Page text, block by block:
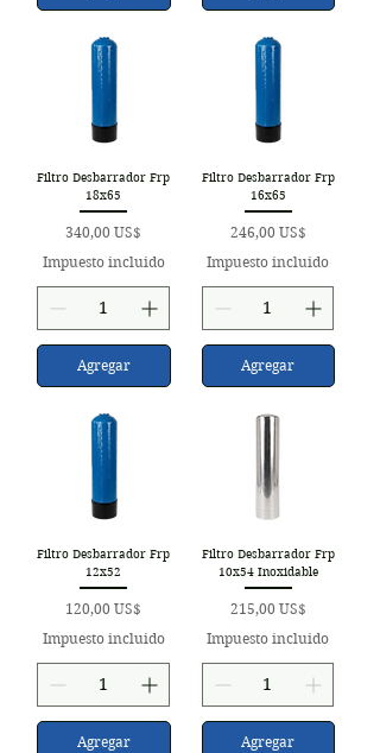
Filtro Desbarrador Frp
18x65
Precio
340,00 US$
Impuesto incluido
Agregar
Filtro Desbarrador Frp
16x65
Precio
246,00 US$
Impuesto incluido
Agregar
Filtro Desbarrador Frp
12x52
Precio
120,00 US$
Impuesto incluido
Agregar
Filtro Desbarrador Frp
10x54 Inoxidable
Precio
215,00 US$
Impuesto incluido
Agregar